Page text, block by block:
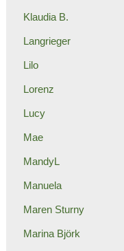
Klaudia B.
Langrieger
Lilo
Lorenz
Lucy
Mae
MandyL
Manuela
Maren Sturny
Marina Björk